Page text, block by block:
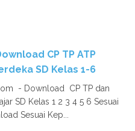
CP TP ATP
SD Kelas 1-6
- Download CP TP dan
SD Kelas 1 2 3 4 5 6 Sesuai
Sesuai Kep...